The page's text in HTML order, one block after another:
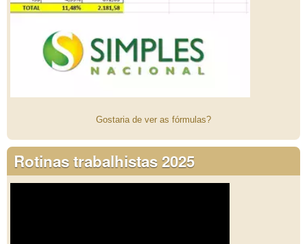
Gostaria de ver as fórmulas?
Rotinas trabalhistas 2025